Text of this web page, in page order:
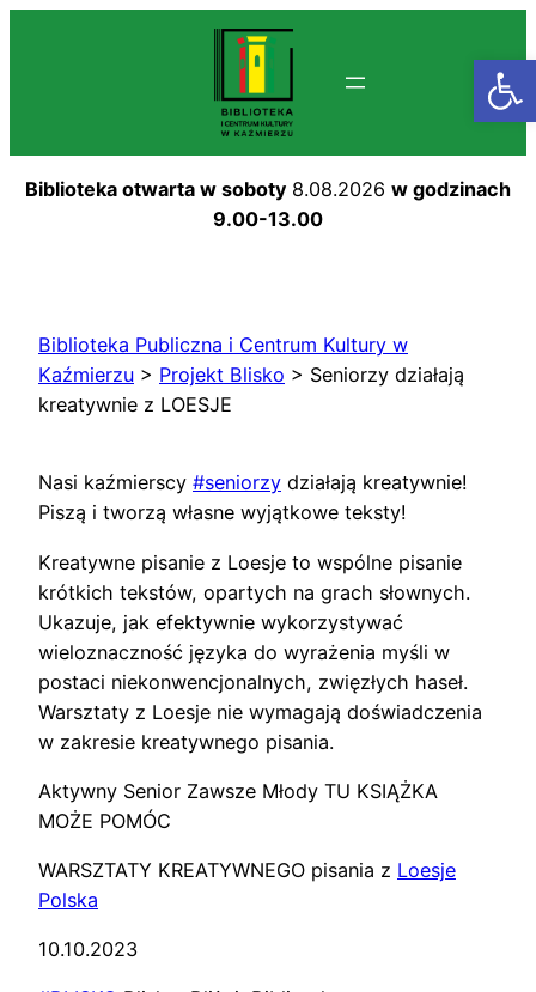
Biblioteka otwarta w soboty 8.08.2026 w godzinach
9.00-13.00
Biblioteka Publiczna i Centrum Kultury w
Kaźmierzu > Projekt Blisko > Seniorzy działają
kreatywnie z LOESJE
Nasi kaźmierscy #seniorzy działają kreatywnie!
Piszą i tworzą własne wyjątkowe teksty!
Kreatywne pisanie z Loesje to wspólne pisanie
krótkich tekstów, opartych na grach słownych.
Ukazuje, jak efektywnie wykorzystywać
wieloznaczność języka do wyrażenia myśli w
postaci niekonwencjonalnych, zwięzłych haseł.
Warsztaty z Loesje nie wymagają doświadczenia
w zakresie kreatywnego pisania.
Aktywny Senior Zawsze Młody TU KSIĄŻKA
MOŻE POMÓC
WARSZTATY KREATYWNEGO pisania z Loesje
Polska
10.10.2023